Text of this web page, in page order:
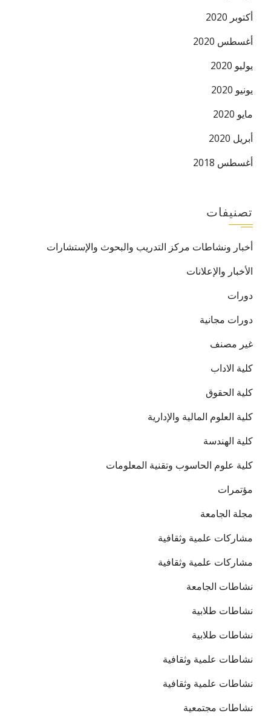
أكتوبر 2020
أغسطس 2020
يوليو 2020
يونيو 2020
مايو 2020
أبريل 2020
أغسطس 2018
تصنيفات
أخبار ونشاطات مركز التدريب والبحوث والإستشارات
الأخبار والإعلانات
دورات
دورات مجانية
غير مصنف
كلية الاداب
كلية الحقوق
كلية العلوم المالية والإدارية
كلية الهندسة
كلية علوم الحاسوب وتقنية المعلومات
مؤتمرات
مجلة الجامعة
مشاركات علمية وثقافية
مشاركات علمية وثقافية
نشاطات الجامعة
نشاطات طلابية
نشاطات طلابية
نشاطات علمية وثقافية
نشاطات علمية وثقافية
نشاطات مجتمعية